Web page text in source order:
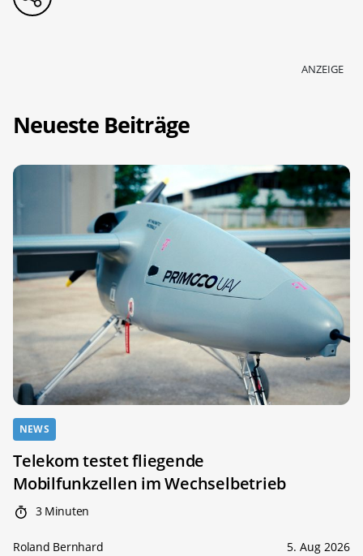
ANZEIGE
Neueste Beiträge
NEWS
Telekom testet fliegende
Mobilfunkzellen im Wechselbetrieb
3 Minuten
Roland Bernhard 5. Aug 2026